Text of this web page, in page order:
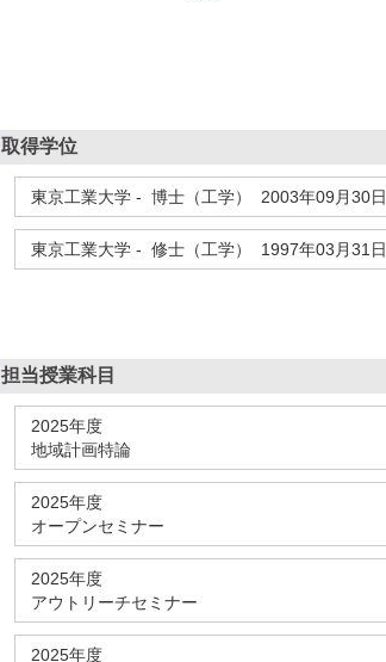
取得学位
東京工業大学 - 博士（工学） 2003年09月30日
東京工業大学 - 修士（工学） 1997年03月31日
担当授業科目
2025年度
地域計画特論
2025年度
オープンセミナー
2025年度
アウトリーチセミナー
2025年度